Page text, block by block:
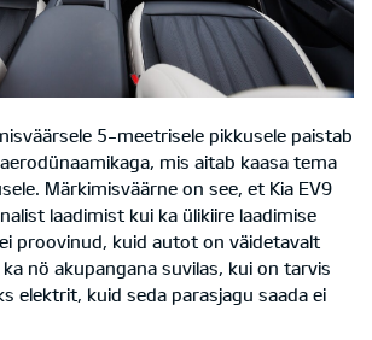
5-meetrisele pikkusele paistab
mis aitab kaasa tema
Märkimisväärne on see, et Kia EV9
laadimist kui ka ülikiire laadimise
proovinud, kuid autot on väidetavalt
nö akupangana suvilas, kui on tarvis
elektrit, kuid seda parasjagu saada ei